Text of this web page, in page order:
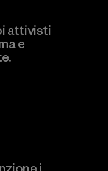
attivisti
e